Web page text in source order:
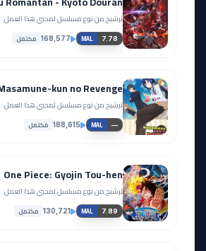
ترشيح من نوع مسلسل لمحبي هذا العمل.
MAL 7.78
168,577 مكتمل
kun no Revenge
ترشيح من نوع مسلسل لمحبي هذا العمل.
MAL —
188,615 مكتمل
One Piece: Gyojin Tou-hen
ترشيح من نوع مسلسل لمحبي هذا العمل.
MAL 7.89
130,721 مكتمل